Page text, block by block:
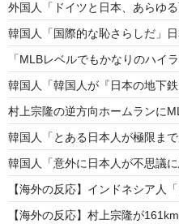
外国人「ドイツと日本、あらゆ
韓国人「国際的な恥さらしだ」
「MLBレベルでもかなりのハイ
韓国人「韓国人が『日本の地下
村上宗隆の逆方向ホームランに
韓国人「とある日本人が極限ま
韓国人「意外に日本人が不思議に
【海外の反応】インドネシア人
【海外の反応】村上宗隆が